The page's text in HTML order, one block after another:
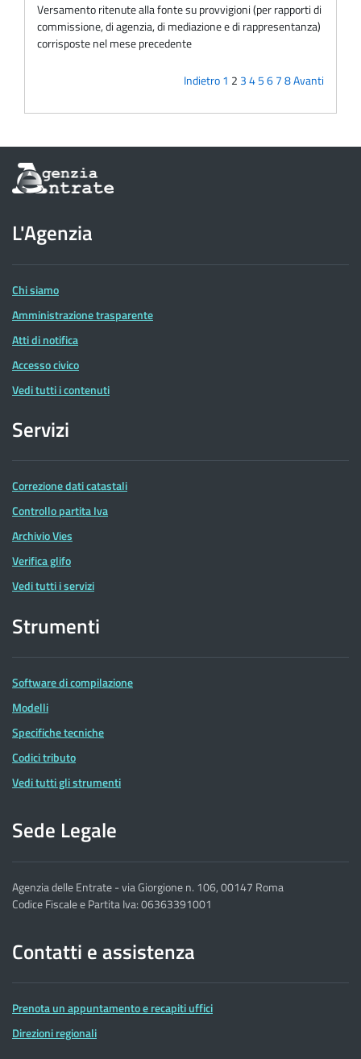
Versamento ritenute alla fonte su provvigioni (per rapporti di
commissione, di agenzia, di mediazione e di rappresentanza)
corrisposte nel mese precedente
Indietro1 2 345678Avanti
Informazioni
sul
dell'Agenzia
delle
Entrate
L'Agenzia
Chi siamo
Amministrazione trasparente
Atti di notifica
Accesso civico
Vedi tutti i contenuti
Servizi
Correzione dati catastali
Controllo partita Iva
Archivio Vies
Verifica glifo
Vedi tutti i servizi
Strumenti
Software di compilazione
Modelli
Specifiche tecniche
Codici tributo
Vedi tutti gli strumenti
Sede Legale
Agenzia delle Entrate - via Giorgione n. 106, 00147 Roma
Codice Fiscale e Partita Iva: 06363391001
Contatti e assistenza
Prenota un appuntamento e recapiti uffici
Direzioni regionali